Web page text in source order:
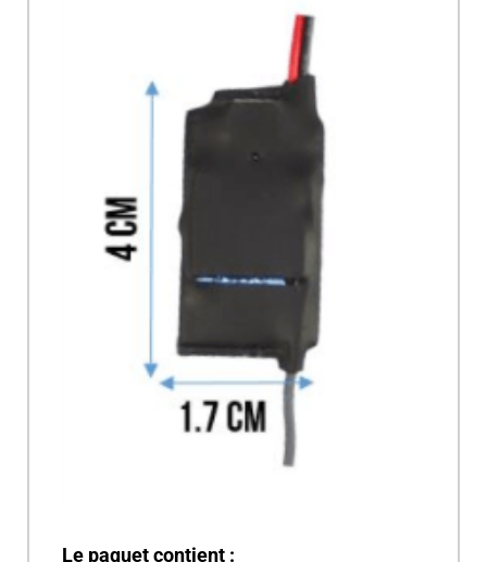
Le paquet contient :